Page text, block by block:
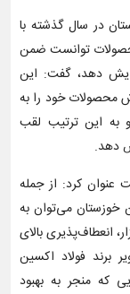
در سال گذشته با
توانست ضمن
خود را ۴۵ درصد افزایش دهد، گفت: این
محصولات خود را به
و به این ترتیب لقب
عنوان کرد: از جمله
خوزستان می‌توان به
انعطاف‌پذیری بالای
برند فولاد اکسین
که منجر به بهبود